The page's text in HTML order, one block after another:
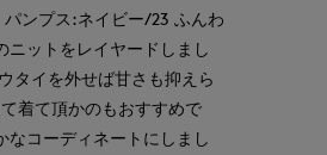
ンプス:ネイビー/23 ふんわ
ニットをレイヤードしまし
タイを外せば甘さも抑えら
着て頂かのもおすすめで
なコーディネートにしまし